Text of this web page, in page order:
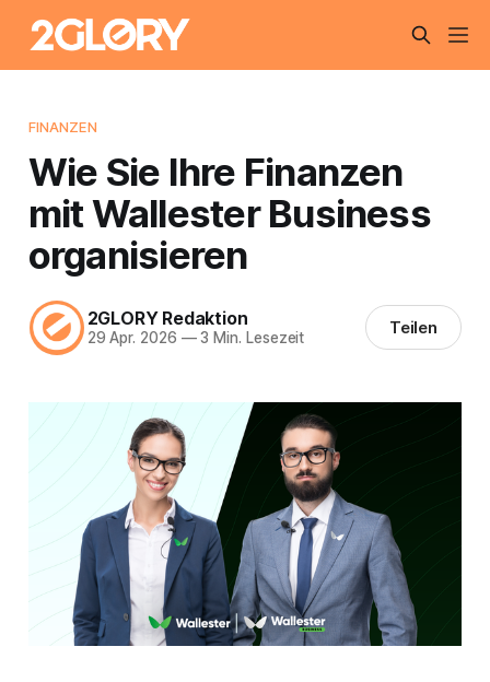
FINANZEN
Wie Sie Ihre Finanzen
mit Wallester Business
organisieren
2GLORY Redaktion
29 Apr. 2026 —3 Min. Lesezeit Teilen